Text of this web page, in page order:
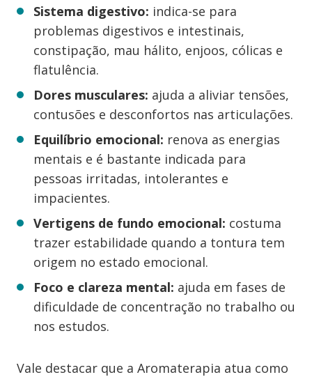
Sistema digestivo: indica-se para
problemas digestivos e intestinais,
constipação, mau hálito, enjoos, cólicas e
flatulência.
Dores musculares: ajuda a aliviar tensões,
contusões e desconfortos nas articulações.
Equilíbrio emocional: renova as energias
mentais e é bastante indicada para
pessoas irritadas, intolerantes e
impacientes.
Vertigens de fundo emocional: costuma
trazer estabilidade quando a tontura tem
origem no estado emocional.
Foco e clareza mental: ajuda em fases de
dificuldade de concentração no trabalho ou
nos estudos.
Vale destacar que a Aromaterapia atua como